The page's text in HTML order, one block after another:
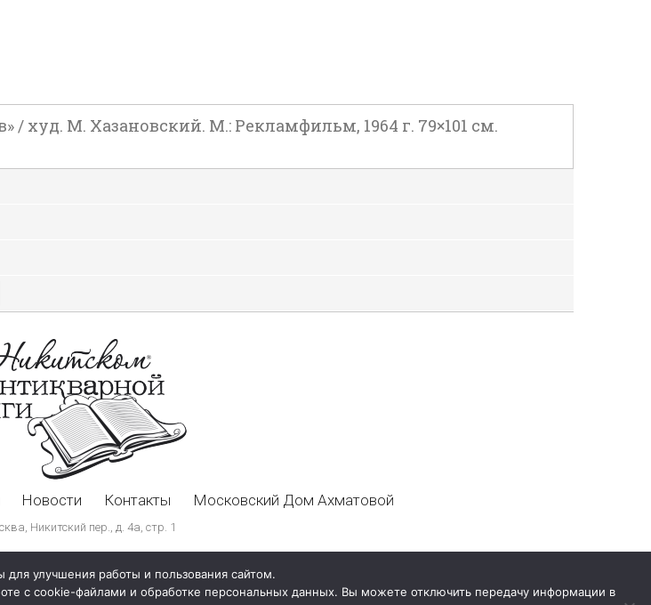
худ. М. Хазановский. М.: Рекламфильм, 1964 г. 79×101 см.
Новости Контакты Московский Дом Ахматовой
Никитский пер., д. 4а, стр. 1
улучшения работы и пользования сайтом.
с cookie-файлами и обработке персональных данных. Вы можете отключить передачу информации в